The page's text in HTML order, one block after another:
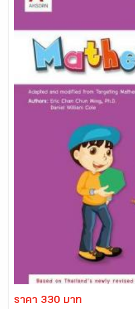
ราคา 330 บาท